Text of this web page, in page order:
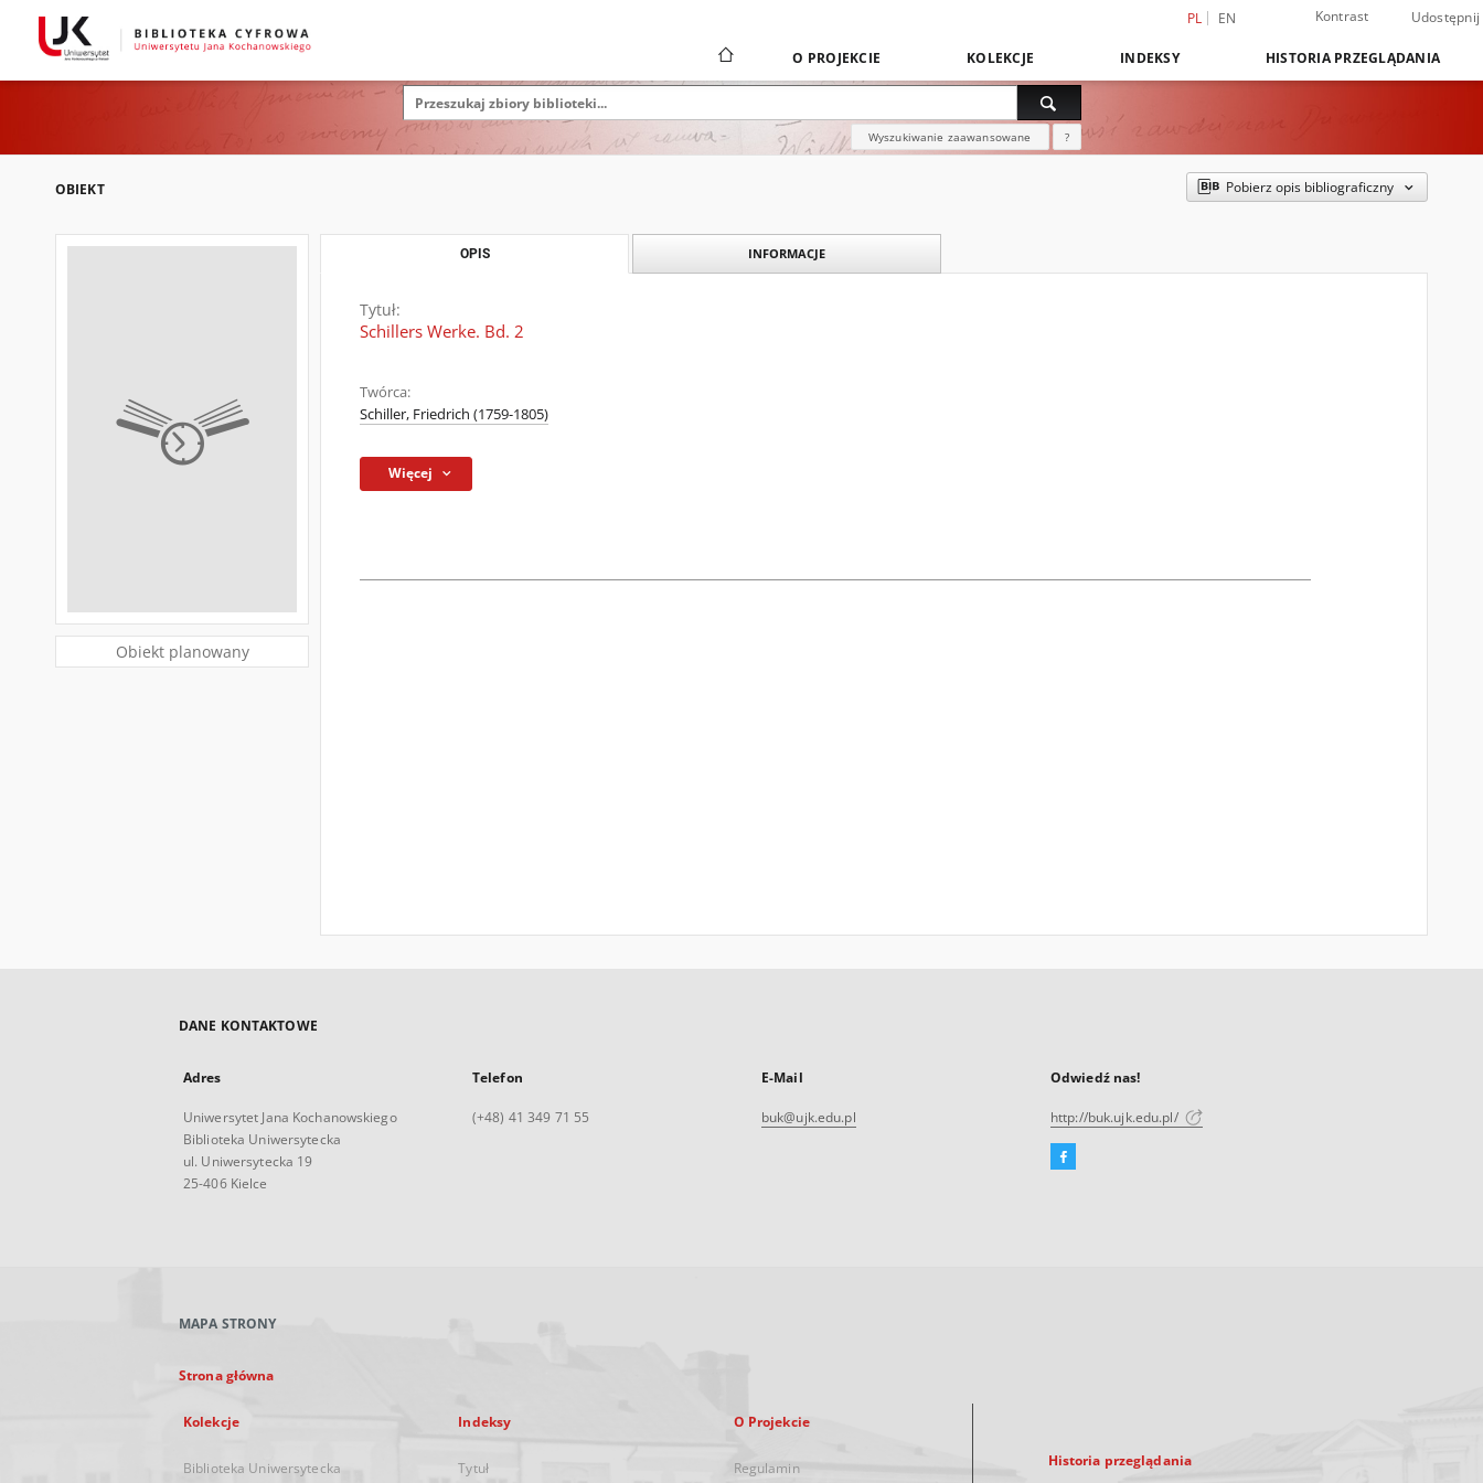
PL EN Kontrast Udostępnij
O PROJEKCIE KOLEKCJE INDEKSY HISTORIA PRZEGLĄDANIA
Wyszukiwanie zaawansowane ?
OBIEKT Pobierz opis bibliograficzny
Obiekt planowany
OPIS INFORMACJE
Tytuł:
Schillers Werke. Bd. 2
Twórca:
Schiller, Friedrich (1759-1805)
Więcej
DANE KONTAKTOWE
Adres
Uniwersytet Jana Kochanowskiego
Biblioteka Uniwersytecka
ul. Uniwersytecka 19
25-406 Kielce
Telefon
(+48) 41 349 71 55
E-Mail
buk@ujk.edu.pl
Odwiedź nas!
http://buk.ujk.edu.pl/
Facebook
MAPA STRONY
Strona główna
Kolekcje
Biblioteka Uniwersytecka
Indeksy
Tytuł
O Projekcie
Regulamin Historia przeglądania